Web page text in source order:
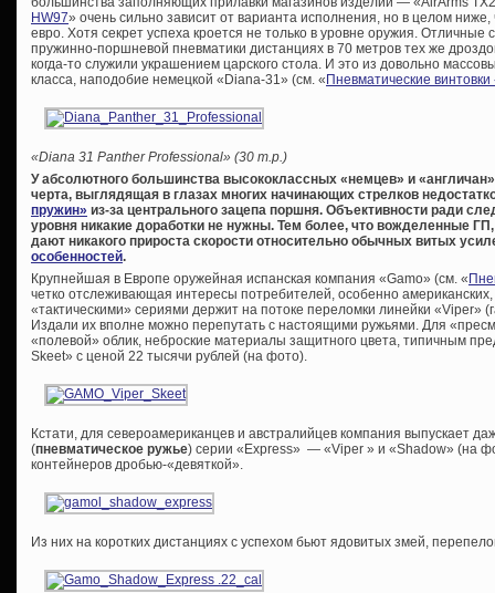
HW97» очень сильно зависит от варианта исполнения, но в целом
евро. Хотя секрет успеха кроется не только в уровне оружия. Отличные
пружинно-поршневой пневматики дистанциях в 70 метров тех же
когда-то служили украшением царского стола. И это из довольно
класса, наподобие немецкой «Diana-31» (см. « Пневматические
«Diana 31 Panther Professional» (30 т.р.)
У абсолютного большинства высококлассных «немцев» и
черта, выглядящая в глазах многих начинающих стрелков
пружин» из-за центрального зацепа поршня. Объективности ради
уровня никакие доработки не нужны. Тем более, что вожделенные
дают никакого прироста скорости относительно обычных витых
особенностей.
Крупнейшая в Европе оружейная испанская компания «Gamo» (см. «
четко отслеживающая интересы потребителей, особенно
«тактическими» сериями держит на потоке переломки линейки «Viper»
Издали их вполне можно перепутать с настоящими ружьями. Для
«полевой» облик, неброские материалы защитного цвета, типичным
Skeet» с ценой 22 тысячи рублей (на фото).
Кстати, для североамериканцев и австралийцев компания выпускает
(пневматическое ружье) серии «Express» — «Viper » и «Shadow» (на
контейнеров дробью-«девяткой».
Из них на коротких дистанциях с успехом бьют ядовитых змей,